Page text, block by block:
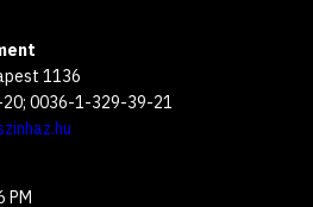
1136
0036-1-329-39-21
PM